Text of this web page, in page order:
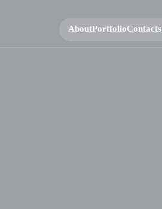
AboutPortfolioContacts